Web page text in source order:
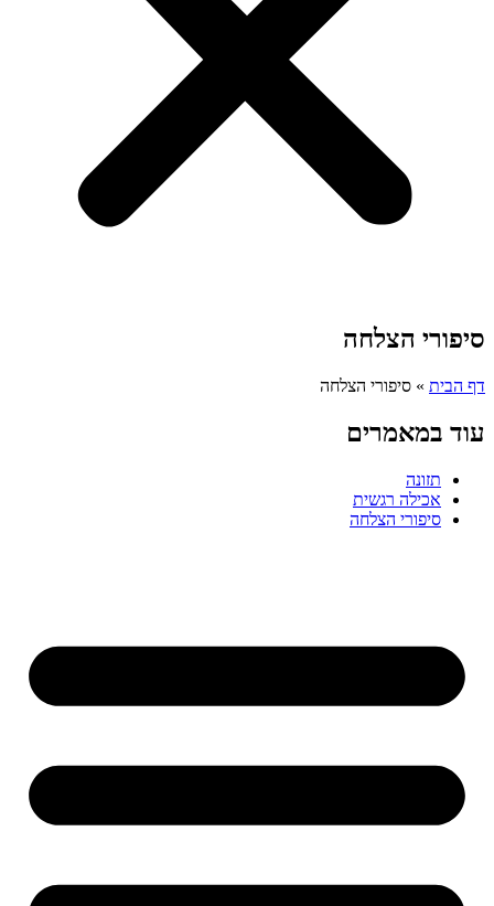
סיפורי הצלחה
דף הבית » סיפורי הצלחה
עוד במאמרים
תזונה
אכילה רגשית
סיפורי הצלחה